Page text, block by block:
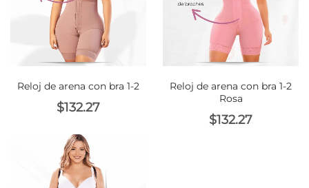
Reloj de arena con bra 1-2
$132.27
Reloj de arena con bra 1-2
Rosa
$132.27